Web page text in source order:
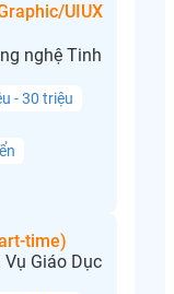
UIUX
nghệ Tinh
- 30 triệu
time)
Giáo Dục